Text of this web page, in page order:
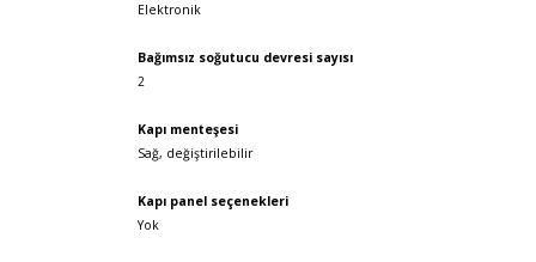
Elektronik
Bağımsız soğutucu devresi sayısı
2
Kapı menteşesi
Sağ, değiştirilebilir
Kapı panel seçenekleri
Yok